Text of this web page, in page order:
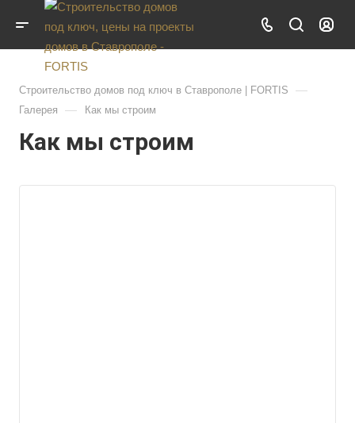
Строительство домов под ключ в Ставрополе | FORTIS —
Галерея — Как мы строим
Как мы строим